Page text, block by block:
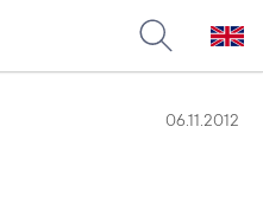
06.11.2012